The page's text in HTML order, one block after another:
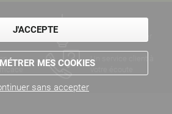
Un service client à
votre écoute
J'ACCEPTE
MES COOKIES
sans accepter